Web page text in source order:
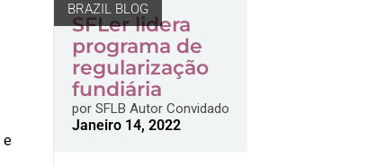
e
BRAZIL BLOG
SFLer lidera
programa de
regularização
fundiária
porSFLB Autor Convidado
Janeiro 14, 2022